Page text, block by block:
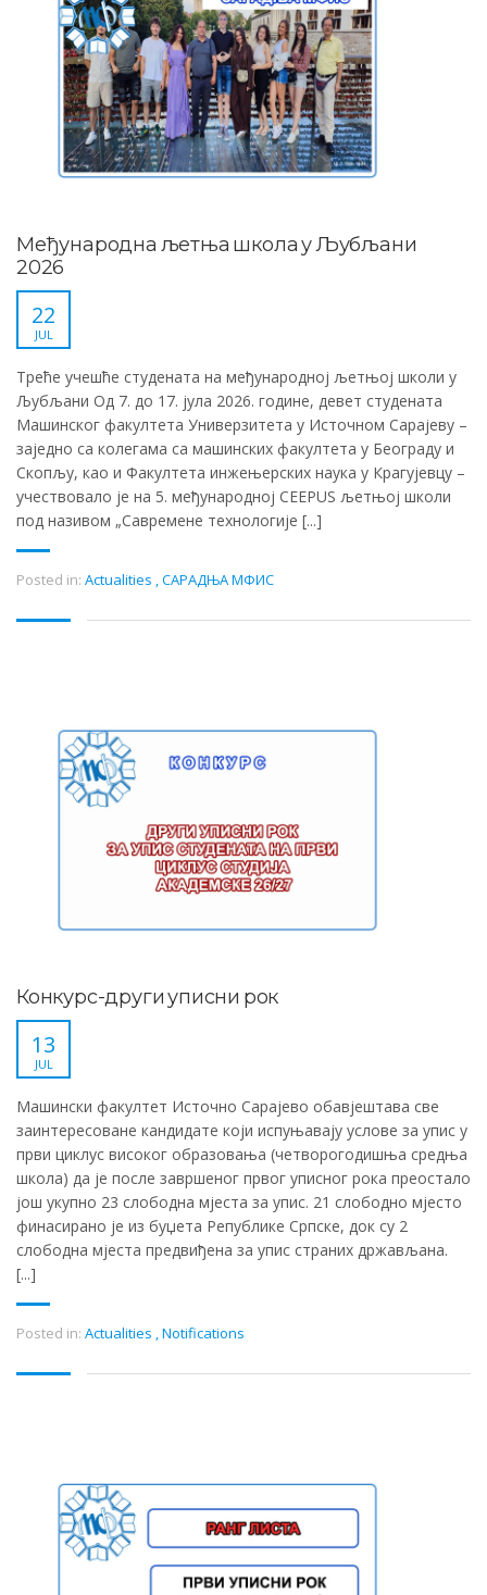
Међународна љетња школа у Љубљани
2026
22
JUL
Треће учешће студената на међународној љетњој школи у
Љубљани Од 7. до 17. јула 2026. године, девет студената
Машинског факултета Универзитета у Источном Сарајеву –
заједно са колегама са машинских факултета у Београду и
Скопљу, као и Факултета инжењерских наука у Крагујевцу –
учествовало је на 5. међународној CEEPUS љетњој школи
под називом „Савремене технологије [...]
Posted in: Actualities САРАДЊА МФИС
Конкурс-други уписни рок
13
JUL
Машински факултет Источно Сарајево обавјештава све
заинтересоване кандидате који испуњавају услове за упис у
први циклус високог образовања (четворогодишња средња
школа) да је после завршеног првог уписног рока преостало
још укупно 23 слободна мјеста за упис. 21 слободно мјесто
финасирано је из буџета Републике Српске, док су 2
слободна мјеста предвиђена за упис страних држављана.
[...]
Posted in: Actualities ,Notifications